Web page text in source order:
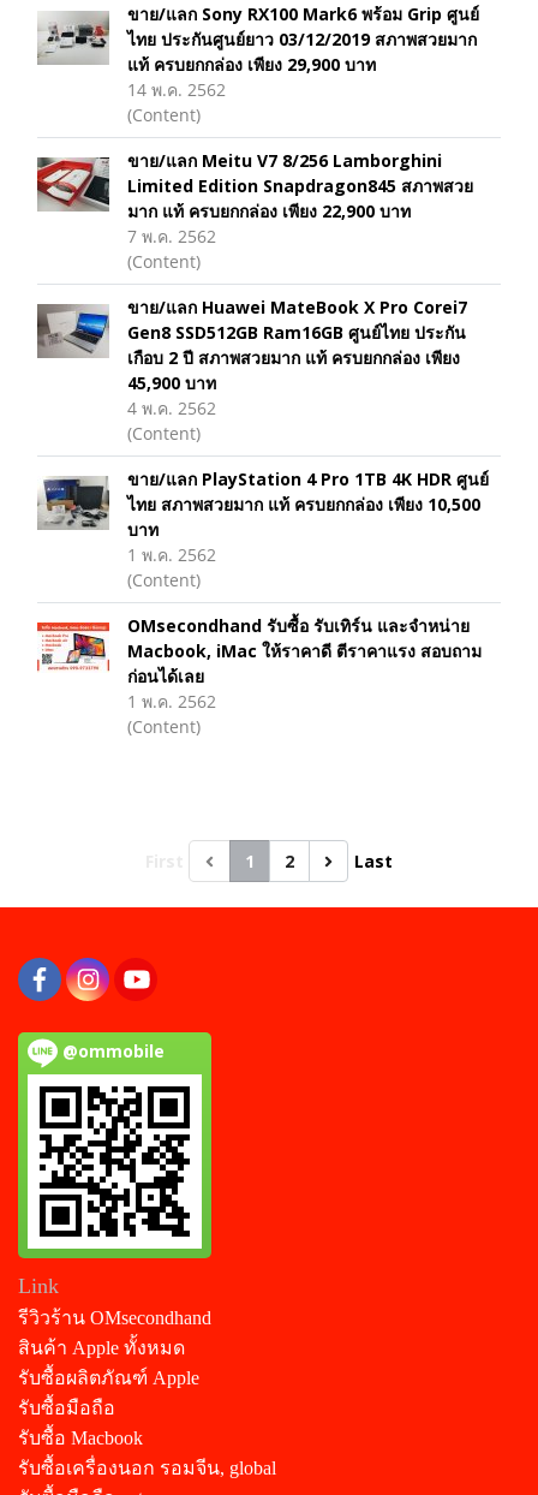
ขาย/แลก Sony RX100 Mark6 พร้อม Grip ศูนย์
ไทย ประกันศูนย์ยาว 03/12/2019 สภาพสวยมาก
แท้ ครบยกกล่อง เพียง 29,900 บาท
14 พ.ค. 2562
(Content)
ขาย/แลก Meitu V7 8/256 Lamborghini
Limited Edition Snapdragon845 สภาพสวย
มาก แท้ ครบยกกล่อง เพียง 22,900 บาท
7 พ.ค. 2562
(Content)
ขาย/แลก Huawei MateBook X Pro Corei7
Gen8 SSD512GB Ram16GB ศูนย์ไทย ประกัน
เกือบ 2 ปี สภาพสวยมาก แท้ ครบยกกล่อง เพียง
45,900 บาท
4 พ.ค. 2562
(Content)
ขาย/แลก PlayStation 4 Pro 1TB 4K HDR ศูนย์
ไทย สภาพสวยมาก แท้ ครบยกกล่อง เพียง 10,500
บาท
1 พ.ค. 2562
(Content)
OMsecondhand รับซื้อ รับเทิร์น และจำหน่าย
Macbook, iMac ให้ราคาดี ตีราคาแรง สอบถาม
ก่อนได้เลย
1 พ.ค. 2562
(Content)
1 2 Last
@ommobile
Link
รีวิวร้าน OMsecondhand
สินค้า Apple ทั้งหมด
รับซื้อผลิตภัณฑ์ Apple
รับซื้อมือถือ
รับซื้อ Macbook
รับซื้อเครื่องนอก รอมจีน, global